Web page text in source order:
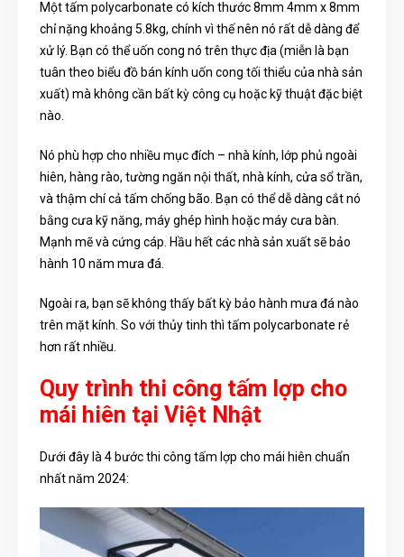
Một tấm polycarbonate có kích thước 8mm 4mm x 8mm
chỉ nặng khoảng 5.8kg, chính vì thế nên nó rất dễ dàng để
xử lý. Bạn có thể uốn cong nó trên thực địa (miễn là bạn
tuân theo biểu đồ bán kính uốn cong tối thiểu của nhà sản
xuất) mà không cần bất kỳ công cụ hoặc kỹ thuật đặc biệt
nào.
Nó phù hợp cho nhiều mục đích – nhà kính, lớp phủ ngoài
hiên, hàng rào, tường ngăn nội thất, nhà kính, cửa sổ trần,
và thậm chí cả tấm chống bão. Bạn có thể dễ dàng cắt nó
bằng cưa kỹ năng, máy ghép hình hoặc máy cưa bàn.
Mạnh mẽ và cứng cáp. Hầu hết các nhà sản xuất sẽ bảo
hành 10 năm mưa đá.
Ngoài ra, bạn sẽ không thấy bất kỳ bảo hành mưa đá nào
trên mặt kính. So với thủy tinh thì tấm polycarbonate rẻ
hơn rất nhiều.
Quy trình thi công tấm lợp cho
mái hiên tại Việt Nhật
Dưới đây là 4 bước thi công tấm lợp cho mái hiên chuẩn
nhất năm 2024: